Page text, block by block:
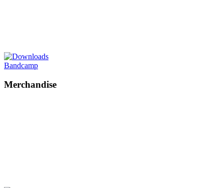
Bandcamp
Merchandise